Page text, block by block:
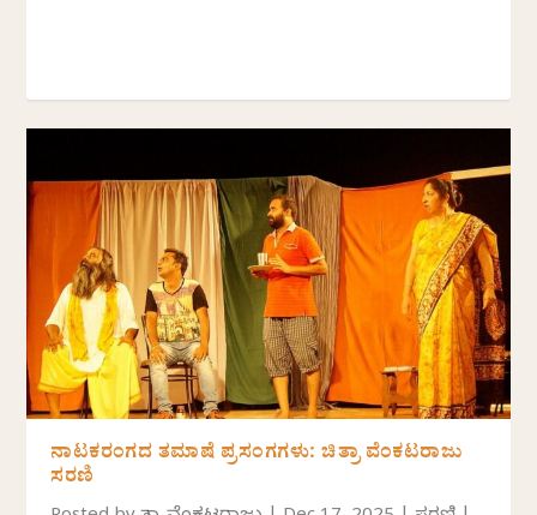
ನಾಟಕರಂಗದ ತಮಾಷೆ ಪ್ರಸಂಗಗಳು: ಚಿತ್ರಾ ವೆಂಕಟರಾಜು
ಸರಣಿ